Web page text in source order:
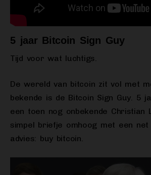
5 jaar Bitcoin Sign Guy
Tijd voor wat luchtigs.
De wereld van bitcoin zit vol met
bekende is de Bitcoin Sign Guy. 5
een toen nog onbekende Christian
simpel briefje omhoog met een net
advies: buy bitcoin.